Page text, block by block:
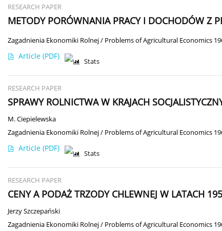
RESEARCH PAPER
METODY PORÓWNANIA PRACY I DOCHODÓW Z
Zagadnienia Ekonomiki Rolnej / Problems of Agricultural Economics
Article (PDF)
Stats
RESEARCH PAPER
SPRAWY ROLNICTWA W KRAJACH
M. Ciepielewska
Zagadnienia Ekonomiki Rolnej / Problems of Agricultural Economics
Article (PDF)
Stats
RESEARCH PAPER
CENY A PODAŻ TRZODY CHLEWNEJ W LATACH
Jerzy Szczepański
Zagadnienia Ekonomiki Rolnej / Problems of Agricultural Economics